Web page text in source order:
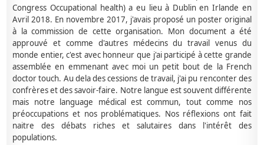
Congress Occupational health) a eu lieu à Dublin en Irlande en
Avril 2018. En novembre 2017, j'avais proposé un poster original
à la commission de cette organisation. Mon document a été
approuvé et comme d'autres médecins du travail venus du
monde entier, c'est avec honneur que j'ai participé à cette grande
assemblée en emmenant avec moi un petit bout de la French
doctor touch. Au dela des cessions de travail, j'ai pu renconter des
confrères et des savoir-faire. Notre langue est souvent différente
mais notre language médical est commun, tout comme nos
préoccupations et nos problématiques. Nos réflexions ont fait
naitre des débats riches et salutaires dans l'intérêt des
populations.